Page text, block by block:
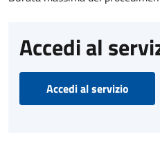
Accedi al
Accedi al servizio